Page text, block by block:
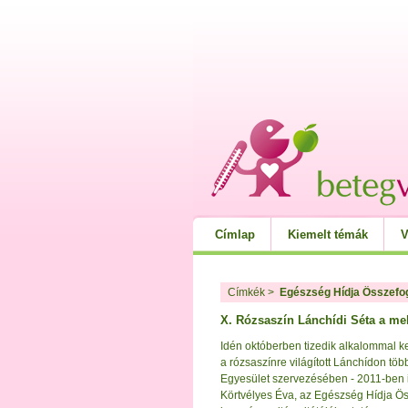
Címlap Kiemelt témák
Címkék > Egészség Hídja
X. Rózsaszín Lánchídi Séta a
Idén októberben tizedik alkalommal
a rózsaszínre világított Lánchídon
Egyesület szervezésében - 2011-
Körtvélyes Éva, az Egészség Hídja